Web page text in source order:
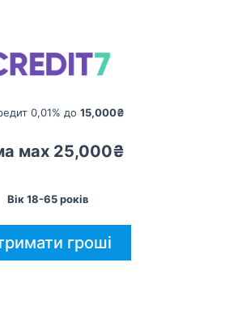
0,01% до 15,000₴
мах 25,000₴
Вік 18-65 років
гроші